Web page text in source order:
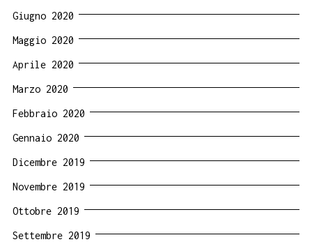
Giugno 2020
Maggio 2020
Aprile 2020
Marzo 2020
Febbraio 2020
Gennaio 2020
Dicembre 2019
Novembre 2019
Ottobre 2019
Settembre 2019